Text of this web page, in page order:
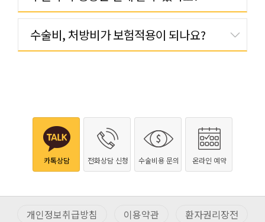
수술비, 처방비가 보험적용이 되나요?
카톡상담 전화상담 신청 수술비용 문의 온라인 예약
개인정보취급방침 이용약관
환자권리장전